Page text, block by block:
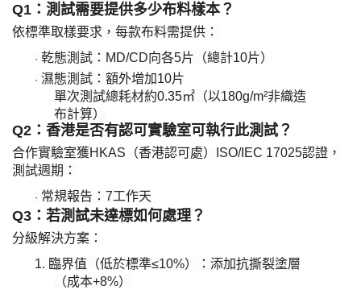
​Q1：測試需要提供多少布料樣本？​
依標準取樣要求，每款布料需提供：
· 乾態測試： MD/CD向各5片（總計10片）
· 濕態測試：額外增加10片
單次測試總耗材約0.35㎡（以180g/m²非織造
布計算）
​Q2：香港是否有認可實驗室可執行此測試？​
合作實驗室獲HKAS（香港認可處）ISO/IEC 17025認證，
測試週期：
· 常規報告： 7工作天
​Q3：若測試未達標如何處理？​
分級解決方案：
1. 臨界值（低於標準≤10%）：添加抗撕裂塗層
（成本+8%）